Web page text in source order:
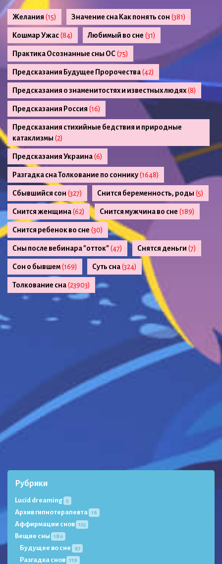
Желания (15) Значение сна Как понять сон (381)
Кошмар Ужас(84) Любимый во сне (31)
Практика Осознанные сны ОС(75)
Предсказания Будущее Пророчества(42)
Предсказания о знаменитостях и известных людях(8)
Предсказания Россия (16)
Предсказания стихийные бедствия и природные
катаклизмы (2)
Предсказания Украина(6)
Разгадка сна Толкование по соннику(1648)
Сбывшийся сон (327) Снится беременность, роды (5)
Снится женщина(62) Снится мужчина во сне (189)
Снится ребенок во сне (30)
Сны после вебинара "отток"(47) Снятся деньги (7)
Сон о бывшем(169) Суть сна(324)
Толкование сна(23903)
Рубрики
Lucid dreaming 5
Архив гипнотерапевта 16
Аффирмации снов 123
Вещие сны 180
Будущее во сне 47
Разгадка снов 119